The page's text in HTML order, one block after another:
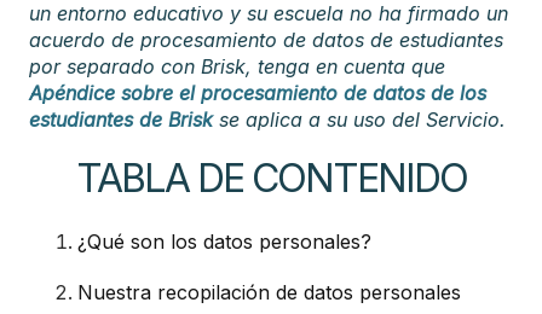
un entorno educativo y su escuela no ha firmado un
acuerdo de procesamiento de datos de estudiantes
por separado con Brisk, tenga en cuenta que
Apéndice sobre el procesamiento de datos de los
estudiantes de Briskse aplica a su uso del Servicio.
TABLA DE CONTENIDO
¿Qué son los datos personales?
Nuestra recopilación de datos personales